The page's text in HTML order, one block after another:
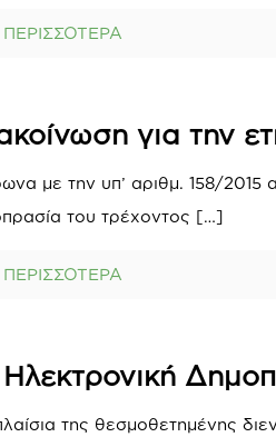
ΠΕΡΙΣΣΟΤΕΡΑ
για την
με την υπ’ αριθμ. 158/2015
του τρέχοντος […]
ΠΕΡΙΣΣΟΤΕΡΑ
Ηλεκτρονική
της θεσμοθετημένης